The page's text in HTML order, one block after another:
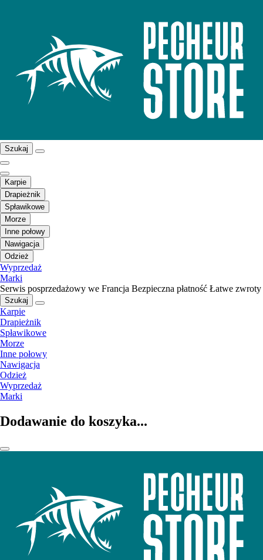
Szukaj
Karpie
Drapieżnik
Spławikowe
Morze
Inne połowy
Nawigacja
Odzież
Wyprzedaż
Marki
Serwis posprzedażowy we Francja Bezpieczna płatność Łatwe zwroty
Szukaj
Karpie
Drapieżnik
Spławikowe
Morze
Inne połowy
Nawigacja
Odzież
Wyprzedaż
Marki
Dodawanie do koszyka...